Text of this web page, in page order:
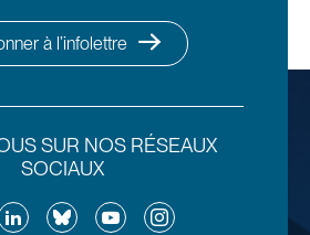
à l’infolettre
SUR NOS RÉSEAUX
SOCIAUX
BlueskyYouTubeInstagram